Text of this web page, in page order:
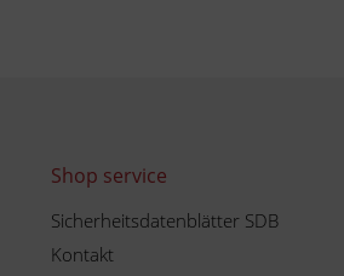
Shop service
Sicherheitsdatenblätter SDB
Kontakt